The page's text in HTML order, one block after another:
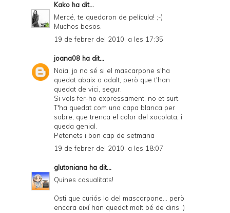
Kako ha dit...
Mercé, te quedaron de película! ;-)
Muchos besos.
19 de febrer del 2010, a les 17:35
joana08 ha dit...
Noia, jo no sé si el mascarpone s'ha
quedat abaix o adalt, però que t'han
quedat de vici, segur.
Si vols fer-ho expressament, no et surt.
T'ha quedat com una capa blanca per
sobre, que trenca el color del xocolata, i
queda genial.
Petonets i bon cap de setmana
19 de febrer del 2010, a les 18:07
glutoniana ha dit...
Quines casualitats!
Osti que curiós lo del mascarpone... però
encara així han quedat molt bé de dins :)